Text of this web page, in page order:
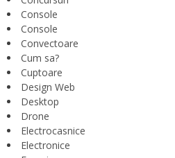
Console
Console
Convectoare
Cum sa?
Cuptoare
Design Web
Desktop
Drone
Electrocasnice
Electronice